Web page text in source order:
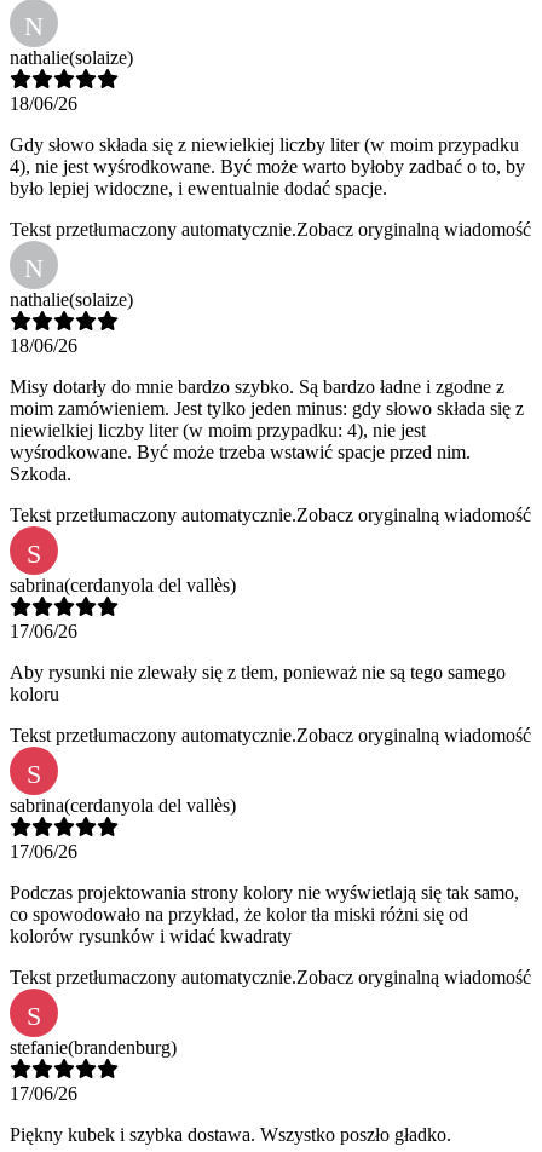
N
nathalie(solaize)
18/06/26
Gdy słowo składa się z niewielkiej liczby liter (w moim przypadku
4), nie jest wyśrodkowane. Być może warto byłoby zadbać o to, by
było lepiej widoczne, i ewentualnie dodać spacje.
Tekst przetłumaczony automatycznie.Zobacz oryginalną wiadomość
N
nathalie(solaize)
18/06/26
Misy dotarły do mnie bardzo szybko. Są bardzo ładne i zgodne z
moim zamówieniem. Jest tylko jeden minus: gdy słowo składa się z
niewielkiej liczby liter (w moim przypadku: 4), nie jest
wyśrodkowane. Być może trzeba wstawić spacje przed nim.
Szkoda.
Tekst przetłumaczony automatycznie.Zobacz oryginalną wiadomość
S
sabrina(cerdanyola del vallès)
17/06/26
Aby rysunki nie zlewały się z tłem, ponieważ nie są tego samego
koloru
Tekst przetłumaczony automatycznie.Zobacz oryginalną wiadomość
S
sabrina(cerdanyola del vallès)
17/06/26
Podczas projektowania strony kolory nie wyświetlają się tak samo,
co spowodowało na przykład, że kolor tła miski różni się od
kolorów rysunków i widać kwadraty
Tekst przetłumaczony automatycznie.Zobacz oryginalną wiadomość
S
stefanie(brandenburg)
17/06/26
Piękny kubek i szybka dostawa. Wszystko poszło gładko.